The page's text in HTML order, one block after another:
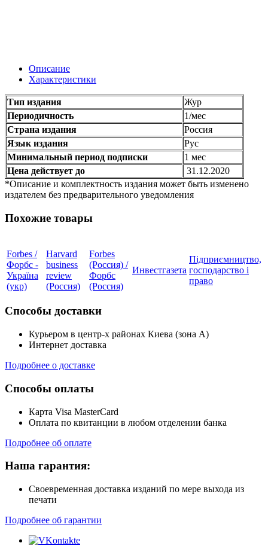
Описание
Характеристики
Тип издания
Жур
Периодичность
1/мес
Страна издания
Россия
Язык издания
Рус
Минимальный период подписки
1 мес
Цена действует до
31.12.2020
*Описание и комплектность издания может быть изменено
издателем без предварительного уведомления
Похожие товары
Forbes /
Форбс -
Україна
(укр)
Harvard
business
review
(Россия)
Forbes
(Россия) /
Форбс
(Россия)
Инвестгазета
Підприємництво,
господарство і
право
Способы доставки
Курьером в центр-х районах Киева (зона А)
Интернет доставка
Подробнее о доставке
Способы оплаты
Карта Visa MasterCard
Оплата по квитанции в любом отделении банка
Подробнее об оплате
Наша гарантия:
Своевременная доставка изданий по мере выхода из
печати
Подробнее об гарантии